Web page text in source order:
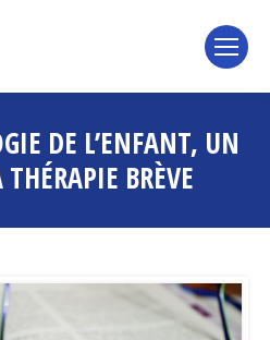
DE L’ENFANT, UN
BRÈVE